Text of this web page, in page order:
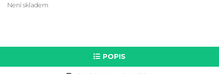
Není skladem
POPIS